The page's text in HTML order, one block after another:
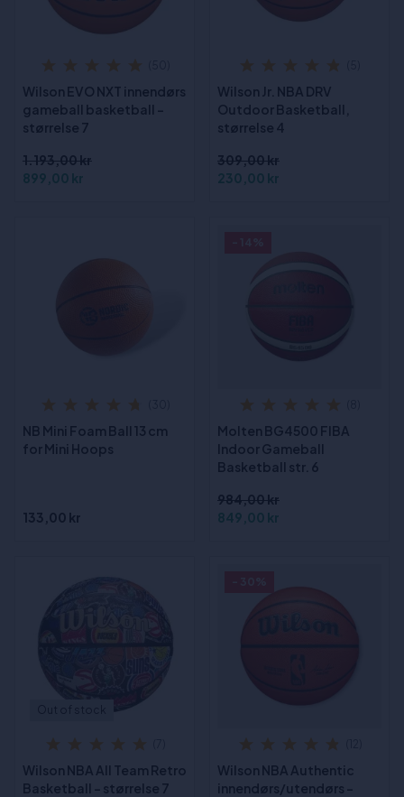
Wilson EVO NXT innendørs
gameball basketball -
størrelse 7
1.193,00 kr
899,00 kr
Wilson Jr. NBA DRV
Outdoor Basketball,
størrelse 4
309,00 kr
230,00 kr
NB Mini Foam Ball 13 cm
for Mini Hoops
133,00 kr
Molten BG4500 FIBA
Indoor Gameball
Basketball str. 6
984,00 kr
849,00 kr
Wilson NBA All Team Retro
Basketball - størrelse 7
Wilson NBA Authentic
innendørs/utendørs -